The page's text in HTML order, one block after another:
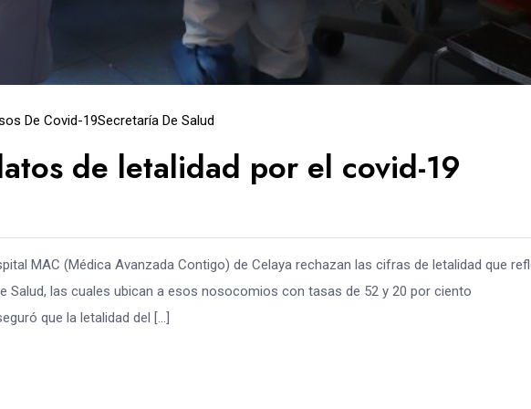
De Covid-19Secretaría De Salud
de letalidad por el covid-19
MAC (Médica Avanzada Contigo) de Celaya rechazan las cifras de letalidad que
Salud, las cuales ubican a esos nosocomios con tasas de 52 y 20 por ciento
que la letalidad del […]